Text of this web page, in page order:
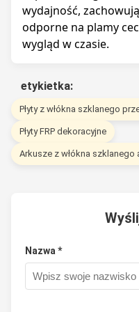
wydajność,
odporne na plamy
wygląd w czasie.
etykietka:
Płyty z włókna szklanego
Płyty FRP dekoracyjne
Arkusze z włókna
Nazwa *